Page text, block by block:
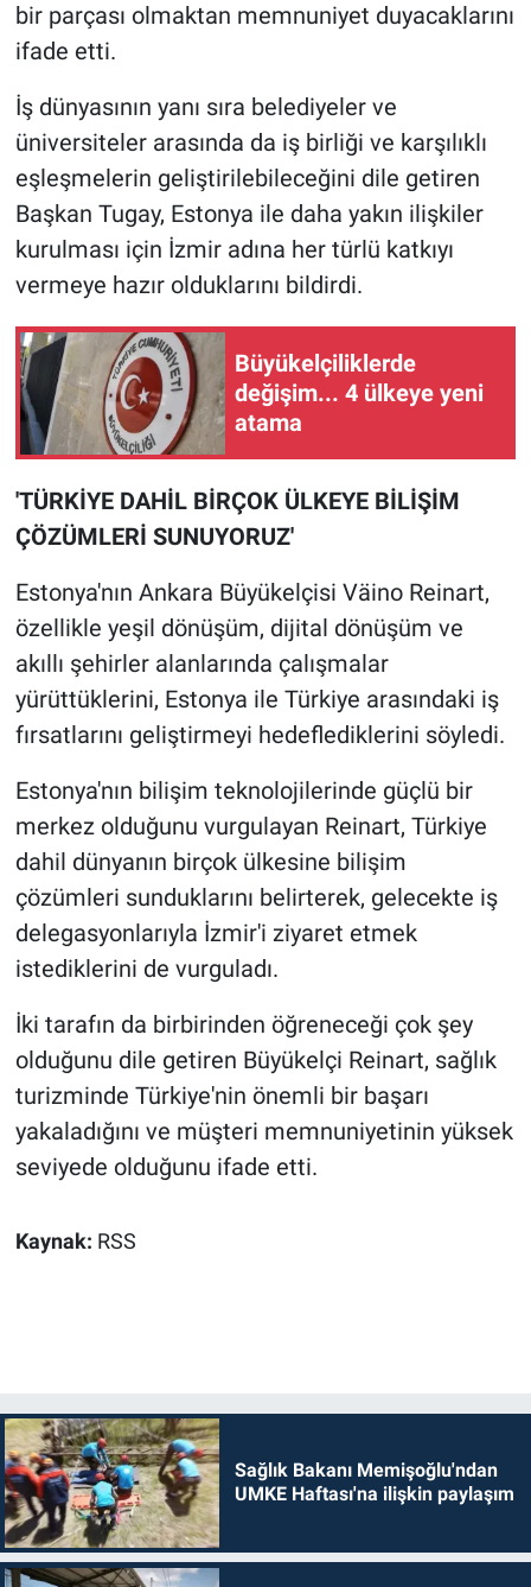
bir parçası olmaktan memnuniyet duyacaklarını
ifade etti.
İş dünyasının yanı sıra belediyeler ve
üniversiteler arasında da iş birliği ve karşılıklı
eşleşmelerin geliştirilebileceğini dile getiren
Başkan Tugay, Estonya ile daha yakın ilişkiler
kurulması için İzmir adına her türlü katkıyı
vermeye hazır olduklarını bildirdi.
Büyükelçiliklerde
değişim... 4 ülkeye yeni
atama
'TÜRKİYE DAHİL BİRÇOK ÜLKEYE BİLİŞİM
ÇÖZÜMLERİ SUNUYORUZ'
Estonya'nın Ankara Büyükelçisi Väino Reinart,
özellikle yeşil dönüşüm, dijital dönüşüm ve
akıllı şehirler alanlarında çalışmalar
yürüttüklerini, Estonya ile Türkiye arasındaki iş
fırsatlarını geliştirmeyi hedeflediklerini söyledi.
Estonya'nın bilişim teknolojilerinde güçlü bir
merkez olduğunu vurgulayan Reinart, Türkiye
dahil dünyanın birçok ülkesine bilişim
çözümleri sunduklarını belirterek, gelecekte iş
delegasyonlarıyla İzmir'i ziyaret etmek
istediklerini de vurguladı.
İki tarafın da birbirinden öğreneceği çok şey
olduğunu dile getiren Büyükelçi Reinart, sağlık
turizminde Türkiye'nin önemli bir başarı
yakaladığını ve müşteri memnuniyetinin yüksek
seviyede olduğunu ifade etti.
Kaynak: RSS
Sağlık Bakanı Memişoğlu'ndan
UMKE Haftası'na ilişkin paylaşım